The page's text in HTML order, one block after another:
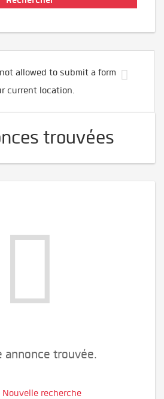
allowed to submit a form
current location.
trouvées
annonce trouvée.
Nouvelle recherche